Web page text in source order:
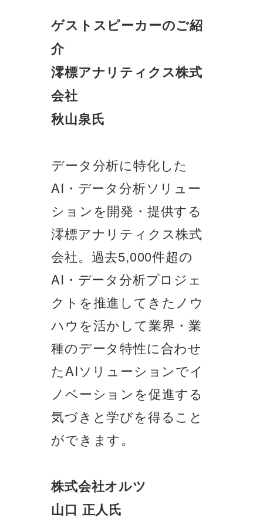
ゲストスピーカーのご紹
介
澪標アナリティクス株式
会社
秋山泉氏
データ分析に特化した
AI・データ分析ソリュー
ションを開発・提供する
澪標アナリティクス株式
会社。過去5,000件超の
AI・データ分析プロジェ
クトを推進してきたノウ
ハウを活かして業界・業
種のデータ特性に合わせ
たAIソリューションでイ
ノベーションを促進する
気づきと学びを得ること
ができます。
株式会社オルツ
山口 正人氏